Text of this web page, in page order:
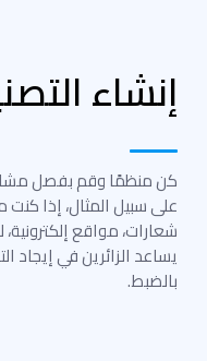
إنشاء
كن منظمًا وقم بفصل
على سبيل المثال، إذا
شعارات، مواقع
يساعد الزائرين في إيجاد
بالضبط.